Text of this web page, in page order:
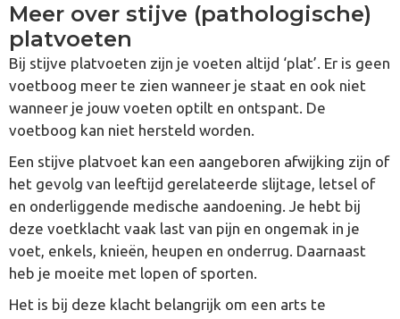
variaties.
Deze
optie
kan
op
de
productpagina
Meer over stijve (pathologische)
platvoeten
Bij stijve platvoeten zijn je voeten altijd ‘plat’. Er is geen
voetboog meer te zien wanneer je staat en ook niet
wanneer je jouw voeten optilt en ontspant. De
voetboog kan niet hersteld worden.
Een stijve platvoet kan een aangeboren afwijking zijn of
het gevolg van leeftijd gerelateerde slijtage, letsel of
en onderliggende medische aandoening. Je hebt bij
deze voetklacht vaak last van pijn en ongemak in je
voet, enkels, knieën, heupen en onderrug. Daarnaast
heb je moeite met lopen of sporten.
Het is bij deze klacht belangrijk om een arts te